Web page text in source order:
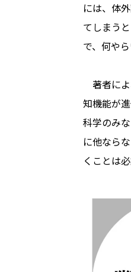
には、体
てしまう
で、何や
著者に
知機能が
科学のみ
に他なら
くことは